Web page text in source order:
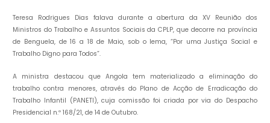
Teresa Rodrigues Dias falava durante a abertura da XV Reunião dos
Ministros do Trabalho e Assuntos Sociais da CPLP, que decorre na província
de Benguela, de 16 a 18 de Maio, sob o lema, “Por uma Justiça Social e
Trabalho Digno para Todos”.
A ministra destacou que Angola tem materializado a eliminação do
trabalho contra menores, através do Plano de Acção de Erradicação do
Trabalho Infantil (PANETI), cuja comissão foi criada por via do Despacho
Presidencial n.º 168/21, de 14 de Outubro.